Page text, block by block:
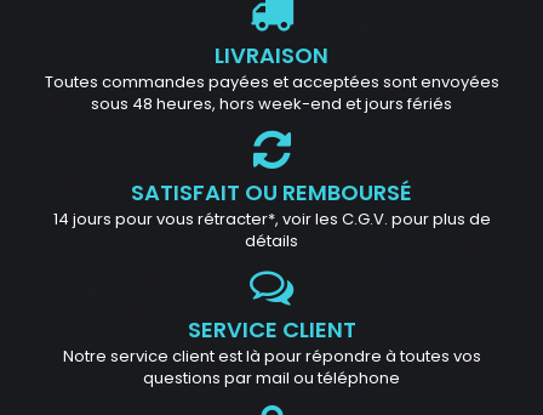
LIVRAISON
Toutes commandes payées et acceptées sont envoyées
sous 48 heures, hors week-end et jours fériés
SATISFAIT OU REMBOURSÉ
14 jours pour vous rétracter*, voir les C.G.V. pour plus de
détails
SERVICE CLIENT
Notre service client est là pour répondre à toutes vos
questions par mail ou téléphone